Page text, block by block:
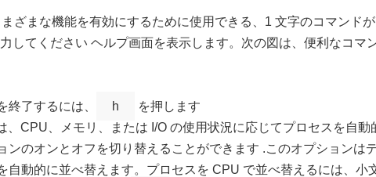
ざまな機能を有効にするために使用できる、1 文字のコマンド
してください ヘルプ画面を表示します。次の図は、便利なコマ
終了するには、 h
を押します
、CPU、メモリ、または I/O の使用状況に応じてプロセスを自
ンのオンとオフを切り替えることができます .このオプション
自動的に並べ替えます。プロセスを CPU で並べ替えるには、小